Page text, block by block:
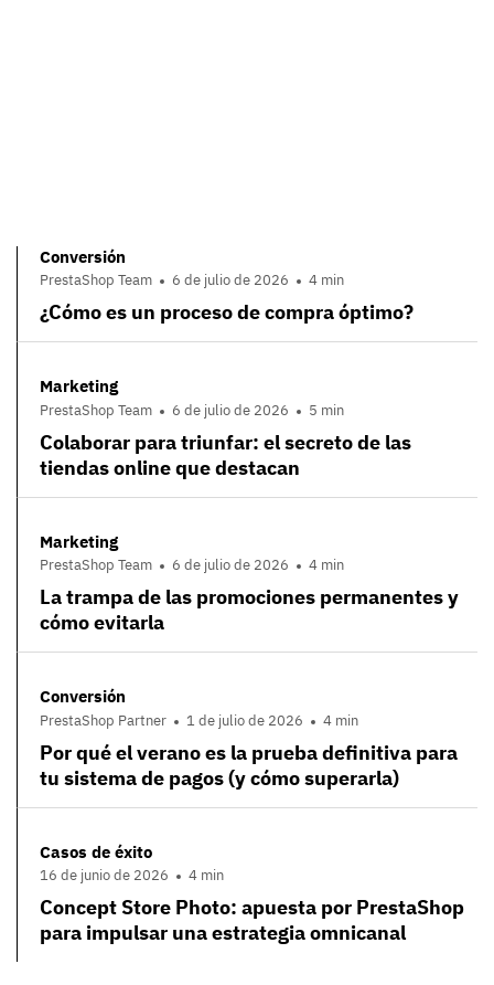
Conversión
PrestaShop Team 6 de julio de 2026 4 min
¿Cómo es un proceso de compra óptimo?
Marketing
PrestaShop Team 6 de julio de 2026 5 min
Colaborar para triunfar: el secreto de las
tiendas online que destacan
Marketing
PrestaShop Team 6 de julio de 2026 4 min
La trampa de las promociones permanentes y
cómo evitarla
Conversión
PrestaShop Partner 1 de julio de 2026 4 min
Por qué el verano es la prueba definitiva para
tu sistema de pagos (y cómo superarla)
Casos de éxito
16 de junio de 2026 4 min
Concept Store Photo: apuesta por PrestaShop
para impulsar una estrategia omnicanal